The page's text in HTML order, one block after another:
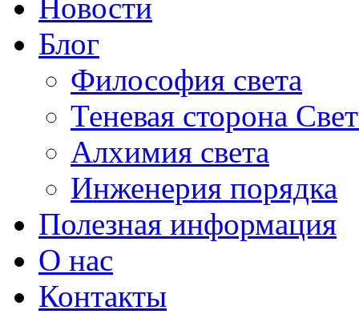
Новости
Блог
Философия света
Теневая сторона
Алхимия света
Инженерия порядка
Полезная информация
О нас
Контакты